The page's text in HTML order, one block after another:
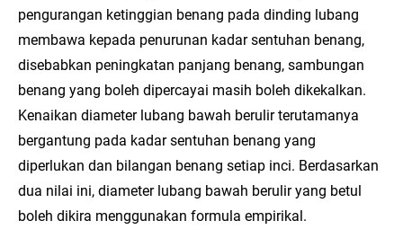
pengurangan ketinggian benang pada dinding lubang
membawa kepada penurunan kadar sentuhan benang,
disebabkan peningkatan panjang benang, sambungan
benang yang boleh dipercayai masih boleh dikekalkan.
Kenaikan diameter lubang bawah berulir terutamanya
bergantung pada kadar sentuhan benang yang
diperlukan dan bilangan benang setiap inci. Berdasarkan
dua nilai ini, diameter lubang bawah berulir yang betul
boleh dikira menggunakan formula empirikal.